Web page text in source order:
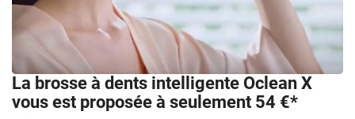
La brosse à dents intelligente Oclean X
vous est proposée à seulement 54 €*